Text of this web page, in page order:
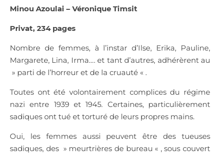
Minou Azoulai – Véronique Timsit
Privat, 234 pages
Nombre de femmes, à l’instar d’Ilse, Erika, Pauline,
Margarete, Lina, Irma…. et tant d’autres, adhérèrent au
» parti de l’horreur et de la cruauté « .
Toutes ont été volontairement complices du régime
nazi entre 1939 et 1945. Certaines, particulièrement
sadiques ont tué et torturé de leurs propres mains.
Oui, les femmes aussi peuvent être des tueuses
sadiques, des » meurtrières de bureau « , sous couvert